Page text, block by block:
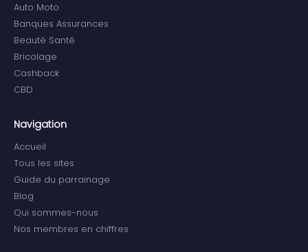
Auto Moto
Banques Assurances
Beauté Santé
Bricolage
Cashback
CBD
Navigation
Accueil
Tous les sites
Guide du parrainage
Blog
Qui sommes-nous
Nos membres en chiffres